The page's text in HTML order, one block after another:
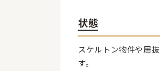
状態
スケルトン物件や居
す。